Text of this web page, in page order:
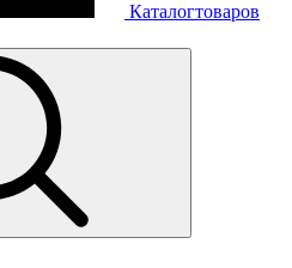
Каталогтоваров